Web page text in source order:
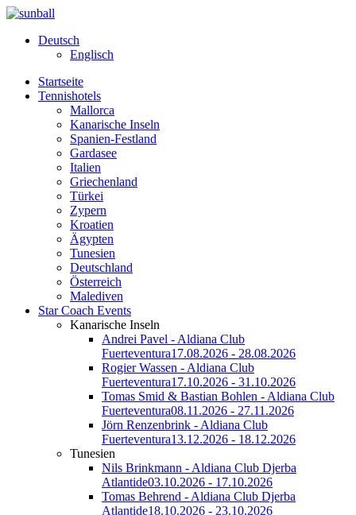
Deutsch
Englisch
Startseite
Tennishotels
Mallorca
Kanarische Inseln
Spanien-Festland
Gardasee
Italien
Griechenland
Türkei
Zypern
Kroatien
Ägypten
Tunesien
Deutschland
Österreich
Malediven
Star Coach Events
Kanarische Inseln
Andrei Pavel - Aldiana Club
Fuerteventura17.08.2026 - 28.08.2026
Rogier Wassen - Aldiana Club
Fuerteventura17.10.2026 - 31.10.2026
Tomas Smid & Bastian Bohlen - Aldiana Club
Fuerteventura08.11.2026 - 27.11.2026
Jörn Renzenbrink - Aldiana Club
Fuerteventura13.12.2026 - 18.12.2026
Tunesien
Nils Brinkmann - Aldiana Club Djerba
Atlantide03.10.2026 - 17.10.2026
Tomas Behrend - Aldiana Club Djerba
Atlantide18.10.2026 - 23.10.2026